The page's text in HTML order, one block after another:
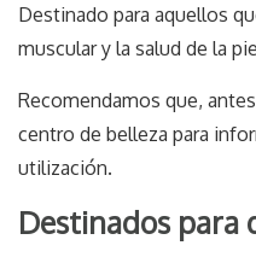
Destinado para aquellos
muscular y la salud de la
Recomendamos que,
centro de belleza para
utilización.
Destinados para